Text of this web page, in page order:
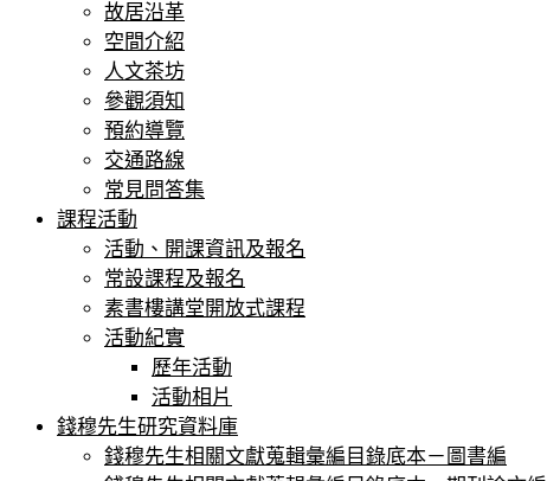
故居沿革
空間介紹
人文茶坊
參觀須知
預約導覽
交通路線
常⾒問答集
課程活動
活動、開課資訊及報名
常設課程及報名
素書樓講堂開放式課程
活動紀實
歷年活動
活動相片
錢穆先生研究資料庫
錢穆先生相關文獻蒐輯彙編目錄底本－圖書編